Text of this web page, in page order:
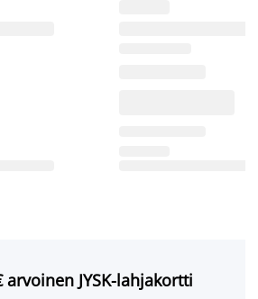
arvoinen JYSK-lahjakortti